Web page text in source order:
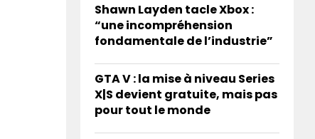
Shawn Layden tacle Xbox :
“une incompréhension
fondamentale de l’industrie”
GTA V : la mise à niveau Series
X|S devient gratuite, mais pas
pour tout le monde